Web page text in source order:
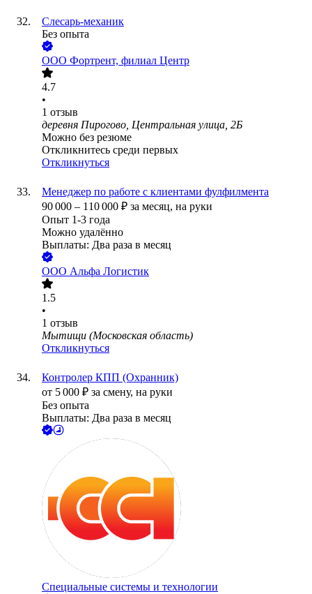
Слесарь-механик
Без опыта
ООО Фортрент, филиал Центр
4.7
•
1 отзыв
деревня Пирогово, Центральная улица, 2Б
Можно без резюме
Откликнитесь среди первых
Откликнуться
Менеджер по работе с клиентами фулфилмента
90 000 – 110 000 ₽ за месяц, на руки
Опыт 1-3 года
Можно удалённо
Выплаты: Два раза в месяц
ООО Альфа Логистик
1.5
•
1 отзыв
Мытищи (Московская область)
Откликнуться
Контролер КПП (Охранник)
от 5 000 ₽ за смену, на руки
Без опыта
Выплаты: Два раза в месяц
Специальные системы и технологии